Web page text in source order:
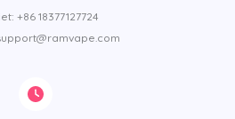
+86 18377127724